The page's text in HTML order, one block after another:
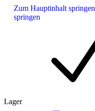
Zum Hauptinhalt springen
springen
Lager